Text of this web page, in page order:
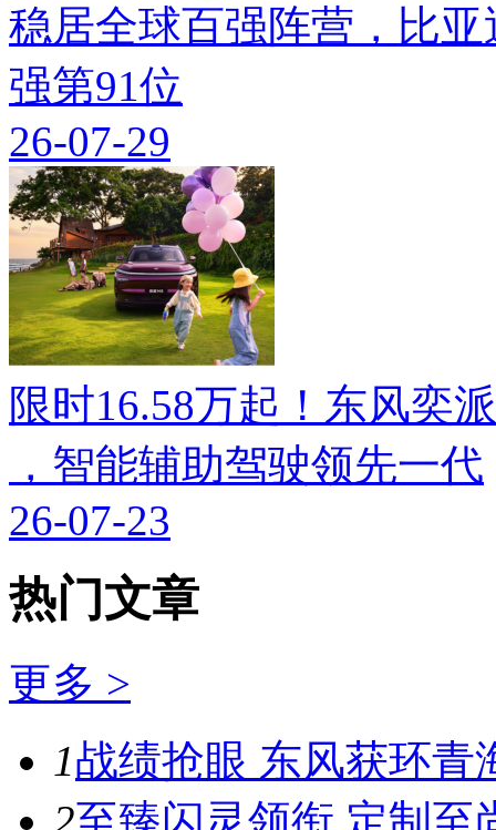
稳居全球百强阵营，比
强第91位
26-07-29
限时16.58万起！东风奕
，智能辅助驾驶领先一代
26-07-23
热门文章
更多 >
1战绩抢眼 东风获环青
2至臻闪灵领衔 定制至